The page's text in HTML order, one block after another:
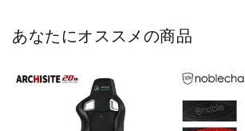
あなたにオススメの商品